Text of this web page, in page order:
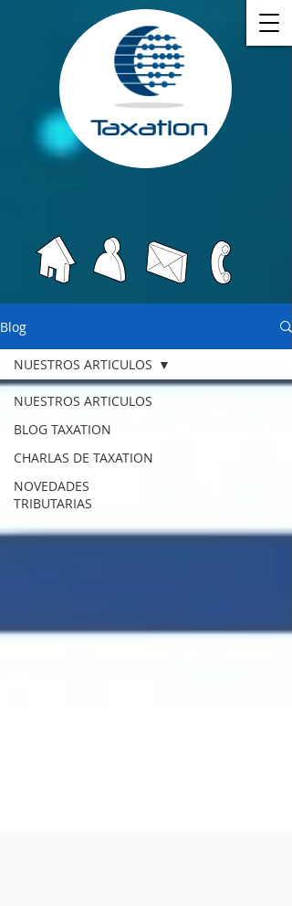
Blog
NUESTROS ARTICULOS
BLOG TAXATION
CHARLAS DE TAXATION
NOVEDADES
TRIBUTARIAS
NUESTROS ARTICULOS